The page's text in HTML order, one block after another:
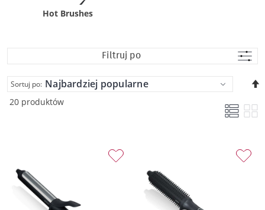
Hot Brushes
Filtruj po
20 produktów
Sortuj po: